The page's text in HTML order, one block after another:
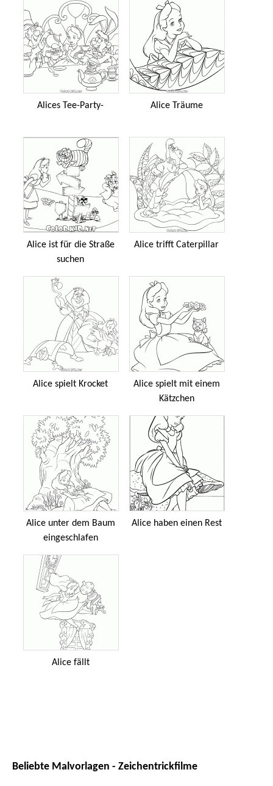
Alices Tee-Party- Alice Träume
Alice ist für die Straße
suchen
Alice trifft Caterpillar
Alice spielt Krocket
Alice spielt mit einem
Kätzchen
Alice unter dem Baum
eingeschlafen
Alice haben einen Rest
Alice fällt
Beliebte Malvorlagen - Zeichentrickfilme